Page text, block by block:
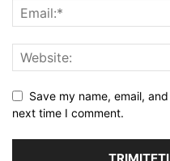
Save my name, email,
next time I comment.